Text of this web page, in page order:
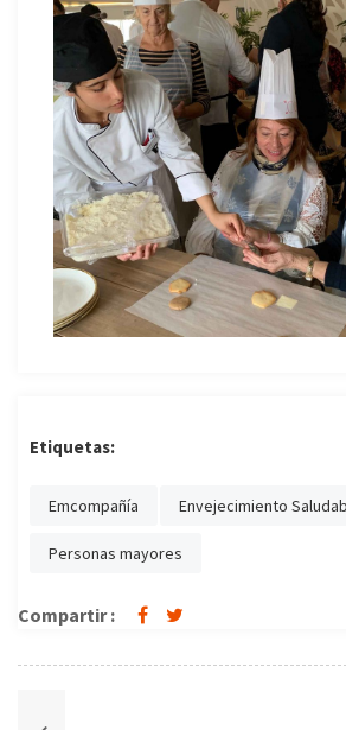
Etiquetas:
Emcompañía Envejecimiento
Personas mayores
Compartir :